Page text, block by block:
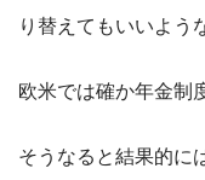
り替えてもいいよう
欧米では確か年金制
そうなると結果的に